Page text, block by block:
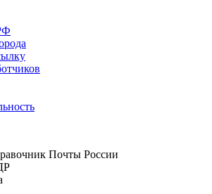
Почты России